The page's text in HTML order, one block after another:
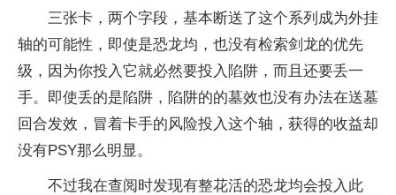
三张卡，两个字段，基本断送了这个系列成为外挂
轴的可能性，即使是恐龙均，也没有检索剑龙的优先
级，因为你投入它就必然要投入陷阱，而且还要丢一
手。即使丢的是陷阱，陷阱的的墓效也没有办法在送墓
回合发效，冒着卡手的风险投入这个轴，获得的收益却
没有PSY那么明显。
不过我在查阅时发现有整花活的恐龙均会投入此